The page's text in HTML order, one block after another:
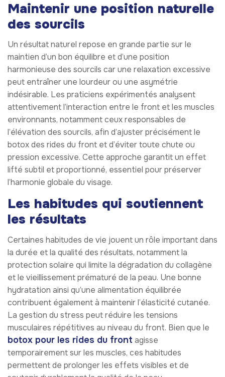
Maintenir une position naturelle
des sourcils
Un résultat naturel repose en grande partie sur le
maintien d’un bon équilibre et d’une position
harmonieuse des sourcils car une relaxation excessive
peut entraîner une lourdeur ou une asymétrie
indésirable. Les praticiens expérimentés analysent
attentivement l’interaction entre le front et les muscles
environnants, notamment ceux responsables de
l’élévation des sourcils, afin d’ajuster précisément le
botox des rides du front et d’éviter toute chute ou
pression excessive. Cette approche garantit un effet
lifté subtil et proportionné, essentiel pour préserver
l’harmonie globale du visage.
Les habitudes qui soutiennent
les résultats
Certaines habitudes de vie jouent un rôle important dans
la durée et la qualité des résultats, notamment la
protection solaire qui limite la dégradation du collagène
et le vieillissement prématuré de la peau. Une bonne
hydratation ainsi qu’une alimentation équilibrée
contribuent également à maintenir l’élasticité cutanée.
La gestion du stress peut réduire les tensions
musculaires répétitives au niveau du front. Bien que le
botox pour les rides du front agisse
temporairement sur les muscles, ces habitudes
permettent de prolonger les effets visibles et de